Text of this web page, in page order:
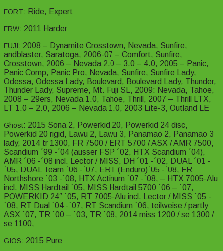
FORT: Ride, Expert
FRW: 2011 Harder
FUJI: 2008 – Dynamite Crosstown, Nevada, Sunfire,
andblaster, Saratoga, 2006-07 – Comfort, Sunfire,
Crosstown, 2006 – Nevada 2.0 – 3.0 – 4.0, 2005 – Panic,
Panic Comp, Panic Pro, Nevada, Sunfire, Sunfire Lady,
Odessa, Odessa Lady, Boulevard, Boulevard Lady, Thunder,
Thunder Lady, Supreme, Mt. Fuji SL, 2009: Nevada, Tahoe,
2008 – 29ers, Nevada 1.0, Tahoe, Thrill, 2007 – Thrill LTX,
LT 1.0 – 2.0, 2006 – Nevada 1.0, 2003 Lite-3, Outland LE
Ghost: 2015 Sona 2, Powerkid 20, Powerkid 24 disc,
Powerkid 20 rigid, Lawu 2, Lawu 3, Panamao 2, Panamao 3
lady, 2014 tr 1300, FR 7500 / ERT 5700 / ASX / AMR 7500,
Scandium ´99 -´04 (ausser FSP ´02, HTX Scandium ´04),
AMR ´06 -´08 incl. Lector / MISS, DH ´01 -´02, DUAL ´01 -
´05, DUAL Team ´06 -´07, ERT (Enduro)´05 -´08, FR
Northshore ´03 -´08, HTX Actinum ´07 -´08, – HTX 7005-Alu
incl. MISS Hardtail ´05, MISS Hardtail 5700 ´06 – ´07,
POWERKID 24″ ´05, RT 7005-Alu incl. Lector / MISS ´05 -
´08, RT Dual ´04 -´07, RT Scandium ´06, teilweise / partly
ASX ´07, TR ´00 – ´03, TR ´08, 2014 miss 1200 / se 1300 /
se 1100,
GIOS: 2015 Pure